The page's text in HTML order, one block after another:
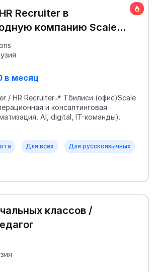
Recruiter в
компанию Scale
в месяц
/ HR Recruiter📍 Тбилиси (офис)Scale
и консалтинговая
AI, digital, IT-команды).
Для всех Для русскоязычных
классов /